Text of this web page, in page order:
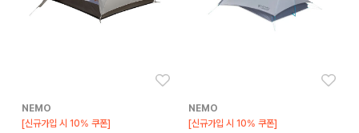
NEMO
[신규가입 시 10% 쿠폰]
NEMO
[신규가입 시 10% 쿠폰]